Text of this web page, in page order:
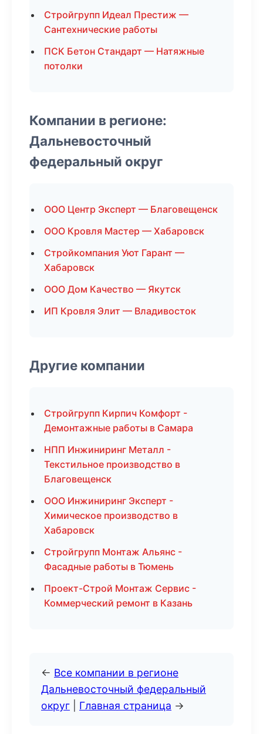
Стройгрупп Идеал Престиж —
Сантехнические работы
ПСК Бетон Стандарт — Натяжные
потолки
Компании в регионе:
Дальневосточный
федеральный округ
ООО Центр Эксперт — Благовещенск
ООО Кровля Мастер — Хабаровск
Стройкомпания Уют Гарант —
Хабаровск
ООО Дом Качество — Якутск
ИП Кровля Элит — Владивосток
Другие компании
Стройгрупп Кирпич Комфорт -
Демонтажные работы в Самара
НПП Инжиниринг Металл -
Текстильное производство в
Благовещенск
ООО Инжиниринг Эксперт -
Химическое производство в
Хабаровск
Стройгрупп Монтаж Альянс -
Фасадные работы в Тюмень
Проект-Строй Монтаж Сервис -
Коммерческий ремонт в Казань
← Все компании в регионе
Дальневосточный федеральный
округ
Главная страница →